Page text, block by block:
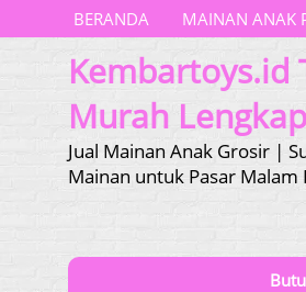
BERANDA MAINAN ANAK
Kembartoys.id
Murah
Jual Mainan Anak Grosir |
Mainan untuk Pasar Malam